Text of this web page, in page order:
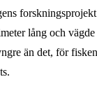
lång och
än det, för